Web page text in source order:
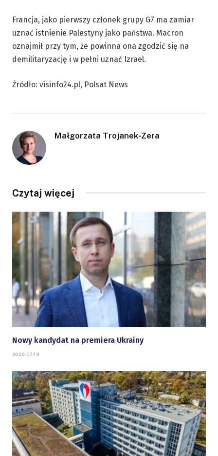
Francja, jako pierwszy członek grupy G7 ma zamiar
uznać istnienie Palestyny jako państwa. Macron
oznajmił przy tym, że powinna ona zgodzić się na
demilitaryzację i w pełni uznać Izrael.
Źródło: visinfo24.pl, Polsat News
Małgorzata Trojanek-Zera
Czytaj więcej
Nowy kandydat na premiera Ukrainy
2026-07-13